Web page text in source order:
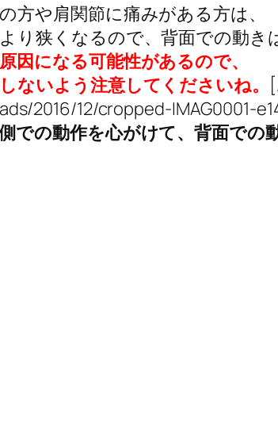
方や肩関節に痛みがある方は、
り狭くなるので、背面での動き
因になる可能性があるので、
ないよう注意してくださいね。
2016/12/cropped-IMAG0001-
での動作を心がけて、背面で